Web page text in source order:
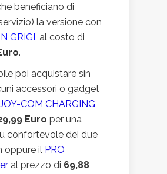
beneficiano di
la versione con
GRIGI , al costo di
.
poi acquistare sin
accessori o gadget
JOY-COM CHARGING
Euro per una
confortevole dei due
oppure il PRO
al prezzo di 69,88